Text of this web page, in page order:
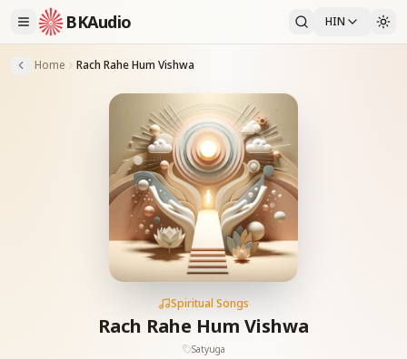
BKAudio HIN
Home Rach Rahe Hum Vishwa
Spiritual Songs
Rach Rahe Hum Vishwa
Satyuga